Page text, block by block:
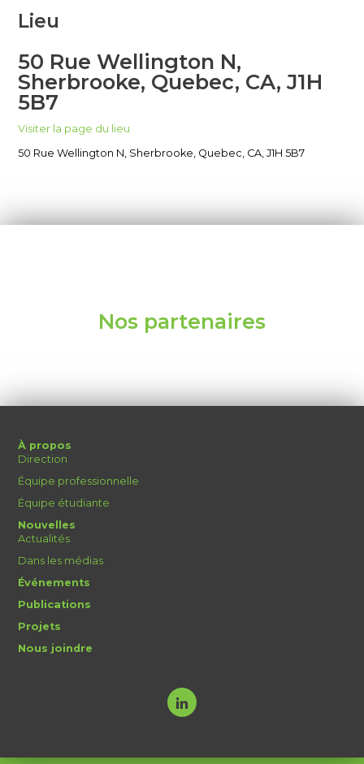
Lieu
50 Rue Wellington N,
Sherbrooke, Quebec, CA, J1H
5B7
Visiter la page du lieu
50 Rue Wellington N, Sherbrooke, Quebec, CA, J1H 5B7
Nos partenaires
À propos
Direction
Équipe professionnelle
Équipe étudiante
Nouvelles
Actualités
Dans les médias
Événements
Publications
Projets
Nous joindre